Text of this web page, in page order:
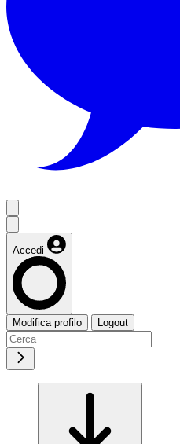
Accedi
Modifica profilo Logout